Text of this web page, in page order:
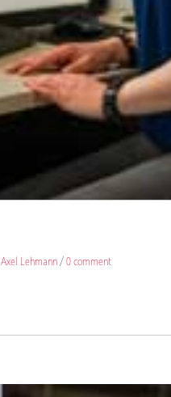
Axel Lehmann / 0 comment